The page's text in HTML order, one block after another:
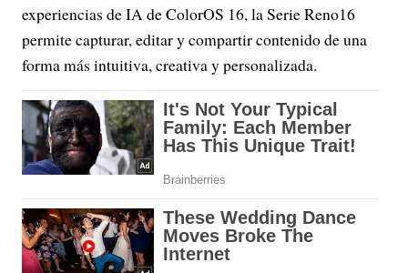
experiencias de IA de ColorOS 16, la Serie Reno16
permite capturar, editar y compartir contenido de una
forma más intuitiva, creativa y personalizada.